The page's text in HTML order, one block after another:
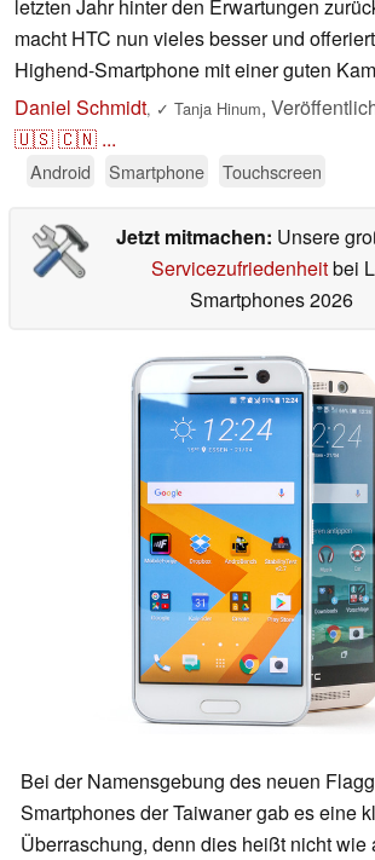
letzten Jahr hinter den Erwartungen
macht HTC nun vieles besser und
Highend-Smartphone mit einer guten
Daniel Schmidt, ✓ Tanja Hinum,
🇺🇸🇨🇳 ...
Android Smartphone Touchscreen
Jetzt mitmachen: Unsere
Servicezufriedenheitbei
Smartphones 2026
Bei der Namensgebung des neuen
Smartphones der Taiwaner gab es eine
Überraschung, denn dies heißt nicht wie